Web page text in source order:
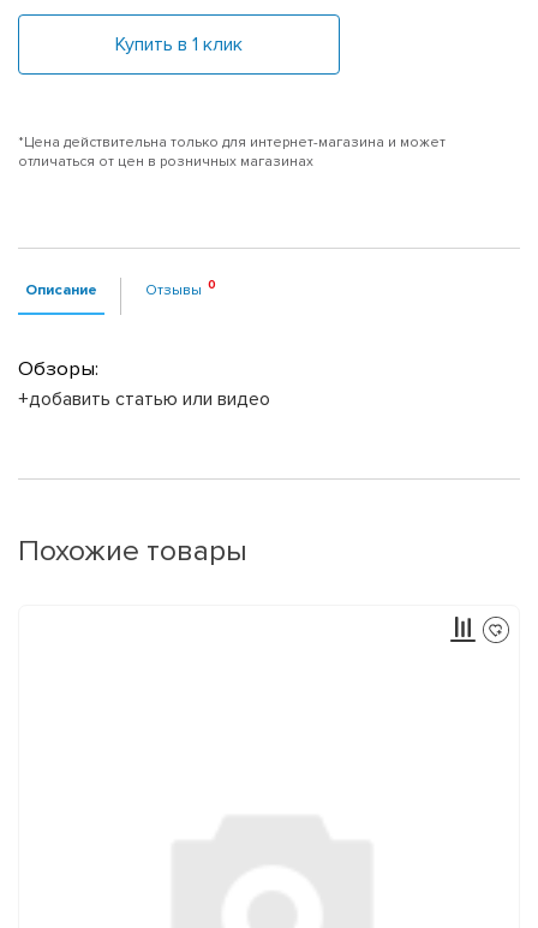
Купить в 1 клик
*Цена действительна только для интернет-магазина и может
отличаться от цен в розничных магазинах
Описание Отзывы
Обзоры:
+добавить статью или видео
Похожие товары